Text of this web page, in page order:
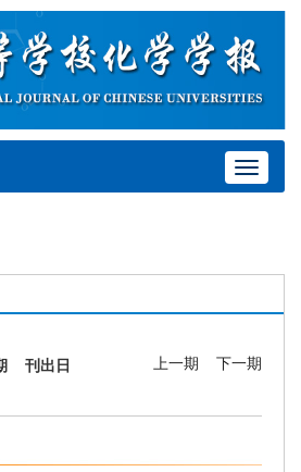
Toggle
刊出日
上一期 下一期